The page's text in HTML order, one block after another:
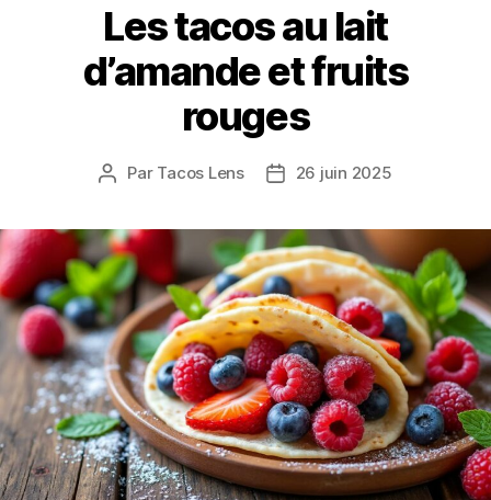
Les tacos au lait
d’amande et fruits
rouges
Auteur
Par Tacos Lens
Date26 juin 2025